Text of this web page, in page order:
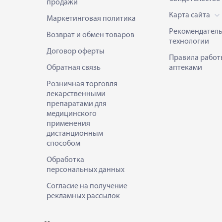
продажи
Маркетинговая политика
Возврат и обмен товаров
Договор оферты
Обратная связь
Розничная торговля
лекарственными
препаратами для
медицинского
применения
дистанционным
способом
Обработка
персональных данных
Согласие на получение
рекламных рассылок
Карта сайта
технологии
Правила
аптеками